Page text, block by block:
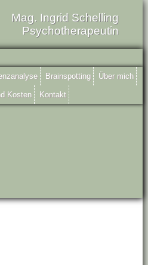
Mag. Ingrid Schelling
Psychotherapeutin
Brainspotting Über mich
Kosten Kontakt